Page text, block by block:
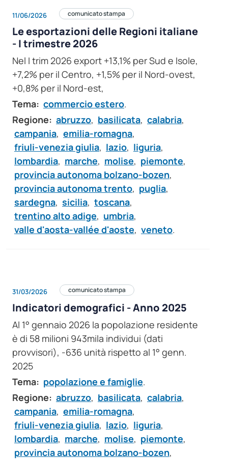
11/06/2026 comunicato stampa
Le esportazioni delle Regioni italiane
- I trimestre 2026
Nel I trim 2026 export +13,1% per Sud e Isole,
+7,2% per il Centro, +1,5% per il Nord-ovest,
+0,8% per il Nord-est,
Tema: commercio estero.
Regione: abruzzo, basilicata, calabria,
campania, emilia-romagna,
friuli-venezia giulia, lazio, liguria,
lombardia, marche, molise, piemonte,
provincia autonoma bolzano-bozen,
provincia autonoma trento, puglia,
sardegna, sicilia, toscana,
trentino alto adige, umbria,
valle d'aosta-vallée d'aoste, veneto.
31/03/2026 comunicato stampa
Indicatori demografici - Anno 2025
Al 1° gennaio 2026 la popolazione residente
è di 58 milioni 943mila individui (dati
provvisori), -636 unità rispetto al 1° genn.
2025
Tema: popolazione e famiglie.
Regione: abruzzo, basilicata, calabria,
campania, emilia-romagna,
friuli-venezia giulia, lazio, liguria,
lombardia, marche, molise, piemonte,
provincia autonoma bolzano-bozen,